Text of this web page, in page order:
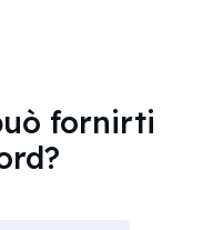
fornirti